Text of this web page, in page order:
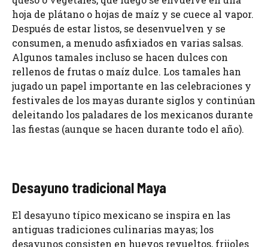
hoja de plátano o hojas de maíz y se cuece al vapor.
Después de estar listos, se desenvuelven y se
consumen, a menudo asfixiados en varias salsas.
Algunos tamales incluso se hacen dulces con
rellenos de frutas o maíz dulce. Los tamales han
jugado un papel importante en las celebraciones y
festivales de los mayas durante siglos y continúan
deleitando los paladares de los mexicanos durante
las fiestas (aunque se hacen durante todo el año).
Desayuno tradicional Maya
El desayuno típico mexicano se inspira en las
antiguas tradiciones culinarias mayas; los
desayunos consisten en huevos revueltos, frijoles